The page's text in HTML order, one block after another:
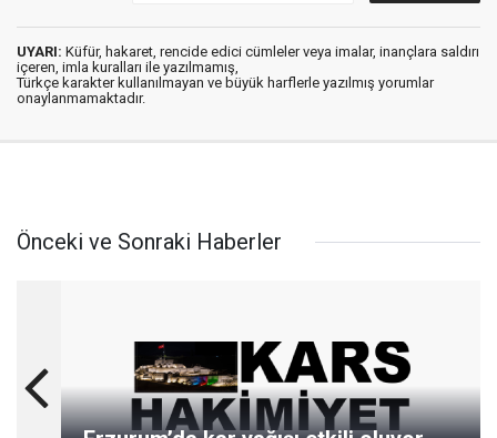
UYARI: Küfür, hakaret, rencide edici cümleler veya imalar, inançlara saldırı
içeren, imla kuralları ile yazılmamış,
Türkçe karakter kullanılmayan ve büyük harflerle yazılmış yorumlar
onaylanmamaktadır.
Önceki ve Sonraki Haberler